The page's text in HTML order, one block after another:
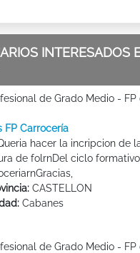
INTERESADOS
de Grado Medio - FP
FP Carrocería
hacer la incripcion de
de folrnDel ciclo
CASTELLON
Cabanes
de Grado Medio - FP